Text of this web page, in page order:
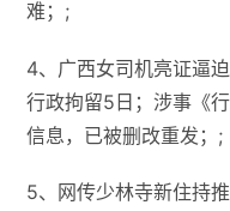
难​​；;
4、广西女司机亮证逼
行政拘留5日；​​涉事《
信息，已被删改重发；;
5、网传少林寺新住持